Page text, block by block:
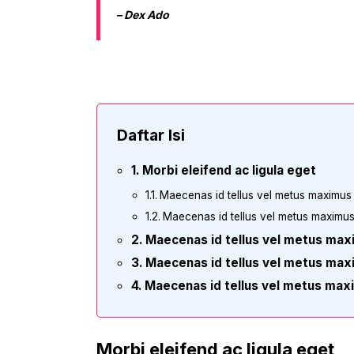
– Dex Ado
Daftar Isi
Morbi eleifend ac ligula eget
Maecenas id tellus vel metus maximus
Maecenas id tellus vel metus maximus
Maecenas id tellus vel metus
Maecenas id tellus vel metus
Maecenas id tellus vel metus
Morbi eleifend ac ligula eget